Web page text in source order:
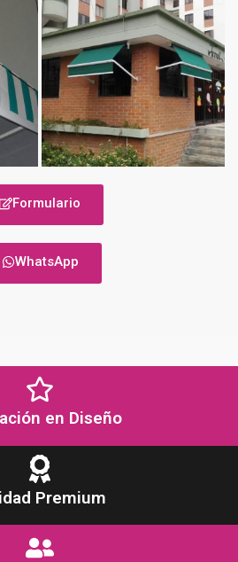
Formulario
WhatsApp
en Diseño
Premium